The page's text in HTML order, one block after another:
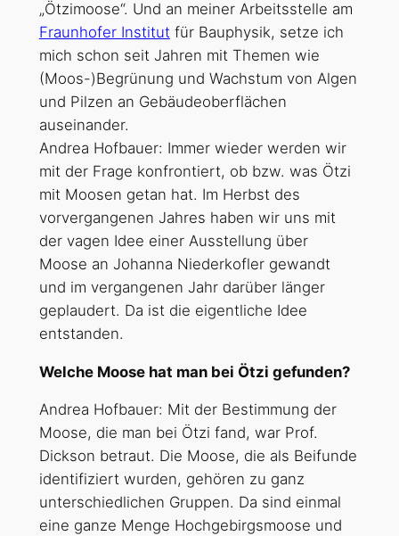
„Ötzimoose“. Und an meiner Arbeitsstelle am
Fraunhofer Institut für Bauphysik, setze ich
mich schon seit Jahren mit Themen wie
(Moos-)Begrünung und Wachstum von Algen
und Pilzen an Gebäudeoberflächen
auseinander.
Andrea Hofbauer: Immer wieder werden wir
mit der Frage konfrontiert, ob bzw. was Ötzi
mit Moosen getan hat. Im Herbst des
vorvergangenen Jahres haben wir uns mit
der vagen Idee einer Ausstellung über
Moose an Johanna Niederkofler gewandt
und im vergangenen Jahr darüber länger
geplaudert. Da ist die eigentliche Idee
entstanden.
Welche Moose hat man bei Ötzi gefunden?
Andrea Hofbauer: Mit der Bestimmung der
Moose, die man bei Ötzi fand, war Prof.
Dickson betraut. Die Moose, die als Beifunde
identifiziert wurden, gehören zu ganz
unterschiedlichen Gruppen. Da sind einmal
eine ganze Menge Hochgebirgsmoose und